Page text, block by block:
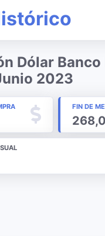
Dólar Banco
2023
FIN DE